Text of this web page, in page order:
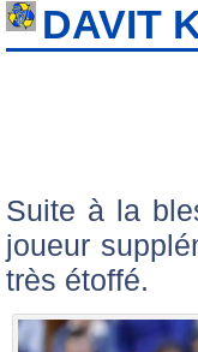
DAVIT
Suite à la
joueur
très étoffé.